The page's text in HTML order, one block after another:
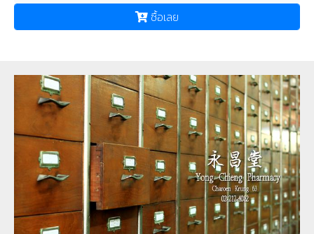
ซื้อเลย